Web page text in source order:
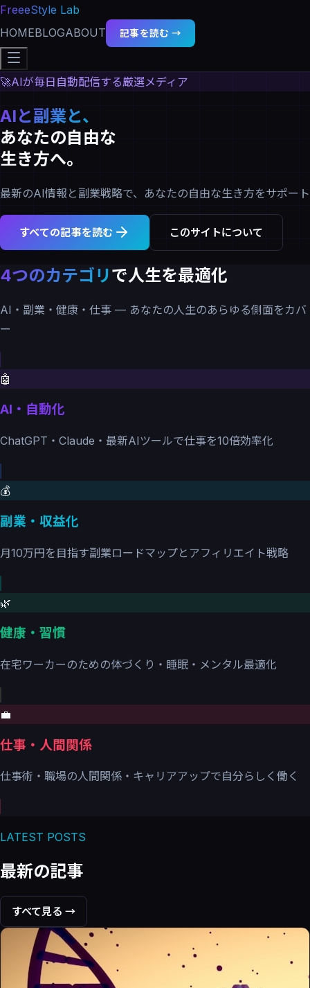
FreeeStyle Lab
HOMEBLOGABOUT 記事を読む →
🚀AIが毎日自動配信する厳選メディア
AIと副業と、
あなたの自由な
生き方へ。
最新のAI情報と副業戦略で、あなたの自由な生き方をサポート
すべての記事を読む このサイトについて
4つのカテゴリで人生を最適化
AI・副業・健康・仕事 — あなたの人生のあらゆる側面をカバ
ー
🤖
AI・自動化
ChatGPT・Claude・最新AIツールで仕事を10倍効率化
💰
副業・収益化
月10万円を目指す副業ロードマップとアフィリエイト戦略
🌿
健康・習慣
在宅ワーカーのための体づくり・睡眠・メンタル最適化
💼
仕事・人間関係
仕事術・職場の人間関係・キャリアアップで自分らしく働く
LATEST POSTS
最新の記事
すべて見る →